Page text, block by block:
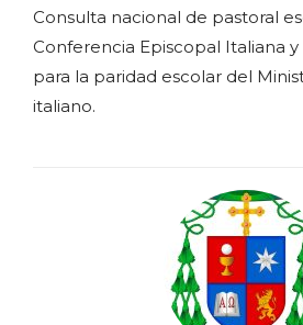
Consulta nacional de pastoral
Conferencia Episcopal Italiana
para la paridad escolar del
italiano.